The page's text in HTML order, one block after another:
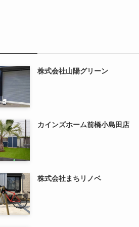
株式会社山陽グリーン
カインズホーム前橋小島田店
株式会社まちリノベ